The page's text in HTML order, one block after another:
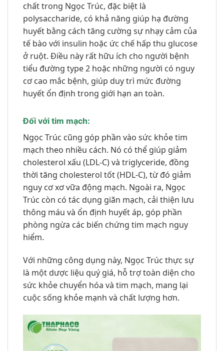
chất trong Ngọc Trúc, đặc biệt là
polysaccharide, có khả năng giúp hạ đường
huyết bằng cách tăng cường sự nhạy cảm của
tế bào với insulin hoặc ức chế hấp thu glucose
ở ruột. Điều này rất hữu ích cho người bệnh
tiểu đường type 2 hoặc những người có nguy
cơ cao mắc bệnh, giúp duy trì mức đường
huyết ổn định trong giới hạn an toàn.
Đối với tim mạch:
Ngọc Trúc cũng góp phần vào sức khỏe tim
mạch theo nhiều cách. Nó có thể giúp giảm
cholesterol xấu (LDL-C) và triglyceride, đồng
thời tăng cholesterol tốt (HDL-C), từ đó giảm
nguy cơ xơ vữa động mạch. Ngoài ra, Ngọc
Trúc còn có tác dụng giãn mạch, cải thiện lưu
thông máu và ổn định huyết áp, góp phần
phòng ngừa các biến chứng tim mạch nguy
hiểm.
Với những công dụng này, Ngọc Trúc thực sự
là một dược liệu quý giá, hỗ trợ toàn diện cho
sức khỏe chuyển hóa và tim mạch, mang lại
cuộc sống khỏe mạnh và chất lượng hơn.